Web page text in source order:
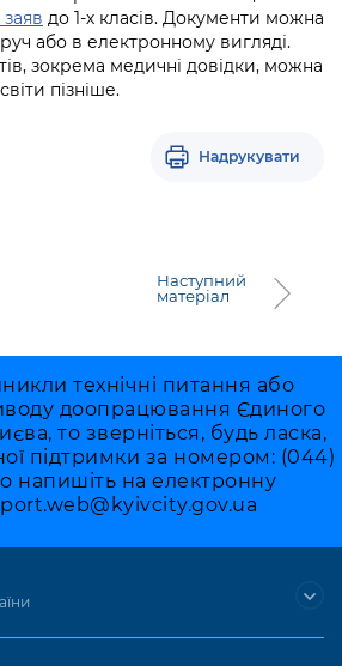
Київ Цифровий
стану
до 1-х класів. Документи можна
або в електронному вигляді.
зокрема медичні довідки, можна
пізніше.
Надрукувати
Наступний
матеріал
технічні питання або
доопрацювання Єдиного
то зверніться, будь ласка,
підтримки за номером: (044)
напишіть на електронну